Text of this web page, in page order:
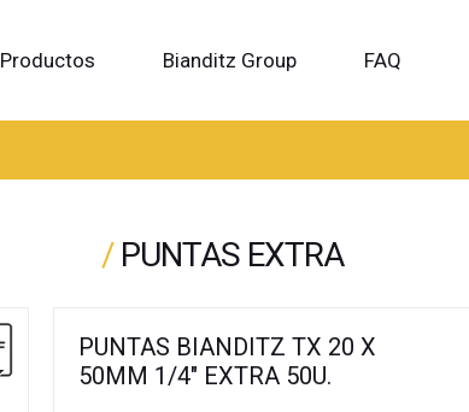
Productos Bianditz Group FAQ
/ PUNTAS EXTRA
PUNTAS BIANDITZ TX 20 X
50MM 1/4" EXTRA 50U.